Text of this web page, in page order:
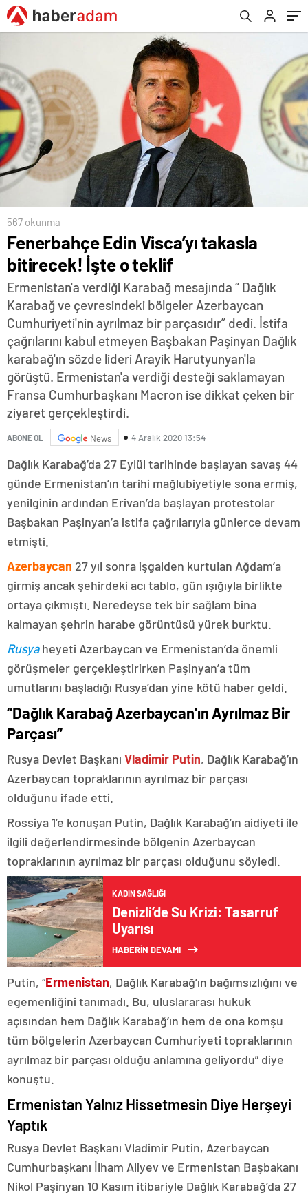
567 okunma
Fenerbahçe Edin Visca’yı takasla
bitirecek! İşte o teklif
Ermenistan'a verdiği Karabağ mesajında “ Dağlık
Karabağ ve çevresindeki bölgeler Azerbaycan
Cumhuriyeti'nin ayrılmaz bir parçasıdır” dedi. İstifa
çağrılarını kabul etmeyen Başbakan Paşinyan Dağlık
karabağ'ın sözde lideri Arayik Harutyunyan'la
görüştü. Ermenistan'a verdiği desteği saklamayan
Fransa Cumhurbaşkanı Macron ise dikkat çeken bir
ziyaret gerçekleştirdi.
ABONE OL News 4 Aralık 2020 13:54
Dağlık Karabağ’da 27 Eylül tarihinde başlayan savaş 44
günde Ermenistan’ın tarihi mağlubiyetiyle sona ermiş,
yenilginin ardından Erivan’da başlayan protestolar
Başbakan Paşinyan’a istifa çağrılarıyla günlerce devam
etmişti.
Azerbaycan 27 yıl sonra işgalden kurtulan Ağdam’a
girmiş ancak şehirdeki acı tablo, gün ışığıyla birlikte
ortaya çıkmıştı. Neredeyse tek bir sağlam bina
kalmayan şehrin harabe görüntüsü yürek burktu.
Rusyaheyeti Azerbaycan ve Ermenistan’da önemli
görüşmeler gerçekleştirirken Paşinyan’a tüm
umutlarını başladığı Rusya’dan yine kötü haber geldi.
“Dağlık Karabağ Azerbaycan’ın Ayrılmaz Bir
Parçası”
Rusya Devlet Başkanı Vladimir Putin, Dağlık Karabağ’ın
Azerbaycan topraklarının ayrılmaz bir parçası
olduğunu ifade etti.
Rossiya 1’e konuşan Putin, Dağlık Karabağ’ın aidiyeti ile
ilgili değerlendirmesinde bölgenin Azerbaycan
topraklarının ayrılmaz bir parçası olduğunu söyledi.
KADIN SAĞLIĞI
Denizli’de Su Krizi: Tasarruf
Uyarısı
HABERİN DEVAMI
Putin, “Ermenistan, Dağlık Karabağ’ın bağımsızlığını ve
egemenliğini tanımadı. Bu, uluslararası hukuk
açısından hem Dağlık Karabağ’ın hem de ona komşu
tüm bölgelerin Azerbaycan Cumhuriyeti topraklarının
ayrılmaz bir parçası olduğu anlamına geliyordu” diye
konuştu.
Ermenistan Yalnız Hissetmesin Diye Herşeyi
Yaptık
Rusya Devlet Başkanı Vladimir Putin, Azerbaycan
Cumhurbaşkanı İlham Aliyev ve Ermenistan Başbakanı
Nikol Paşinyan 10 Kasım itibariyle Dağlık Karabağ’da 27